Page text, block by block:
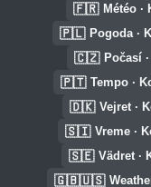
🇫🇷 Météo ·
🇵🇱 Pogoda ·
🇨🇿 Počasí
🇵🇹 Tempo ·
🇩🇰 Vejret ·
🇸🇮 Vreme ·
🇸🇪 Vädret ·
🇬🇧🇺🇸